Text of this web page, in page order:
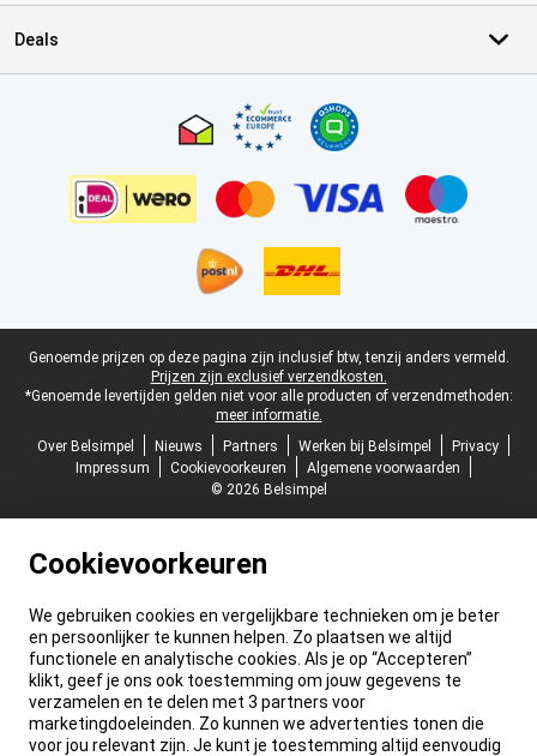
Deals
Juridische voettekst
Genoemde prijzen op deze pagina zijn inclusief btw, tenzij anders vermeld.
Prijzen zijn exclusief verzendkosten.
*Genoemde levertijden gelden niet voor alle producten of verzendmethoden:
meer informatie.
Over Belsimpel
Nieuws Partners Werken bij Belsimpel
Privacy
Impressum
Cookievoorkeuren
Algemene voorwaarden
© 2026 Belsimpel
Cookievoorkeuren
We gebruiken cookies en vergelijkbare technieken om je beter
en persoonlijker te kunnen helpen. Zo plaatsen we altijd
functionele en analytische cookies. Als je op “Accepteren”
klikt, geef je ons ook toestemming om jouw gegevens te
verzamelen en te delen met 3 partners voor
marketingdoeleinden. Zo kunnen we advertenties tonen die
voor jou relevant zijn. Je kunt je toestemming altijd eenvoudig